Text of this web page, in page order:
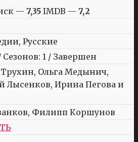
— 7,35 IMDB — 7,2
Русские
1 / Завершен
Ольга Медынич,
Лысенков, Ирина Пегова и
Филипп Коршунов